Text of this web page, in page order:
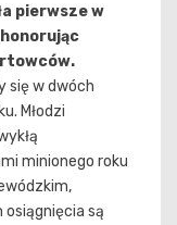
pierwsze w
się w dwóch
Młodzi
minionego roku
są